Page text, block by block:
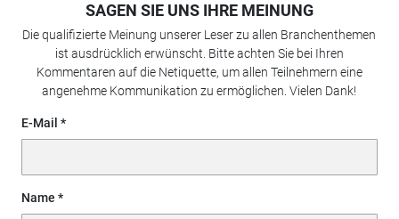
SAGEN SIE UNS IHRE MEINUNG
Die qualifizierte Meinung unserer Leser zu allen Branchenthemen
ist ausdrücklich erwünscht. Bitte achten Sie bei Ihren
Kommentaren auf die Netiquette, um allen Teilnehmern eine
angenehme Kommunikation zu ermöglichen. Vielen Dank!
E-Mail
Name